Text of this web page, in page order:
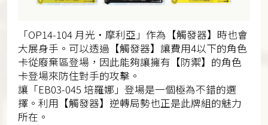
「OP14-104 月光・摩利亞」作為【觸發器】時也會
大展身手。可以透過【觸發器】讓費用4以下的角色
卡從廢棄區登場，因此能夠讓擁有【防禦】的角色
卡登場來防住對手的攻擊。
讓「EB03-045 培羅娜」登場是一個極為不錯的選
擇。利用【觸發器】逆轉局勢也正是此牌組的魅力
所在。